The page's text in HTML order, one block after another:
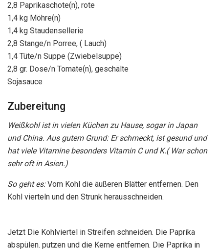
2,8 Paprikaschote(n), rote
1,4 kg Möhre(n)
1,4 kg Staudensellerie
2,8 Stange/n Porree, ( Lauch)
1,4 Tüte/n Suppe (Zwiebelsuppe)
2,8 gr. Dose/n Tomate(n), geschälte
Sojasauce
Zubereitung
Weißkohl ist in vielen Küchen zu Hause, sogar in Japan
und China. Aus gutem Grund: Er schmeckt, ist gesund und
hat viele Vitamine besonders Vitamin C und K.( War schon
sehr oft in Asien.)
So geht es:Vom Kohl die äußeren Blätter entfernen. Den
Kohl vierteln und den Strunk herausschneiden.
Jetzt Die Kohlviertel in Streifen schneiden. Die Paprika
abspülen. putzen und die Kerne entfernen. Die Paprika in